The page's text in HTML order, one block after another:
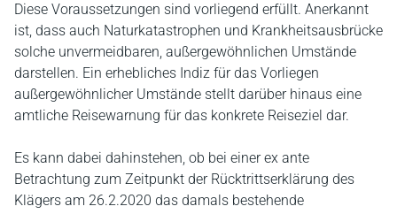
Diese Voraussetzungen sind vorliegend erfüllt. Anerkannt
ist, dass auch Naturkatastrophen und Krankheitsausbrücke
solche unvermeidbaren, außergewöhnlichen Umstände
darstellen. Ein erhebliches Indiz für das Vorliegen
außergewöhnlicher Umstände stellt darüber hinaus eine
amtliche Reisewarnung für das konkrete Reiseziel dar.
Es kann dabei dahinstehen, ob bei einer ex ante
Betrachtung zum Zeitpunkt der Rücktrittserklärung des
Klägers am 26.2.2020 das damals bestehende